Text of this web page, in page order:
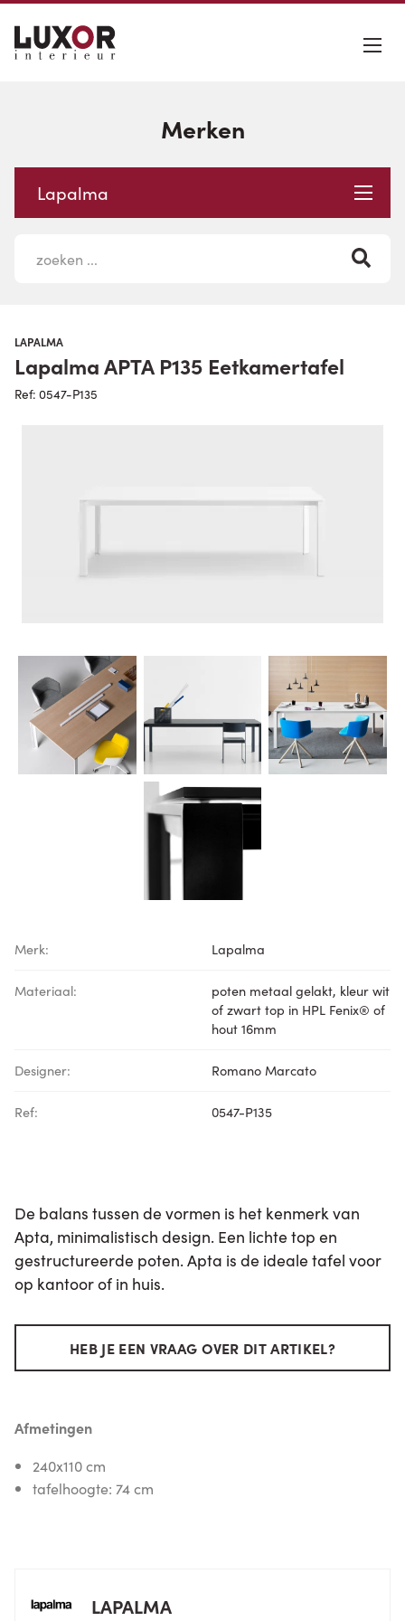
Merken
Lapalma
LAPALMA
Lapalma APTA P135 Eetkamertafel
Ref: 0547-P135
Merk: Lapalma
Materiaal:
poten metaal gelakt, kleur wit
of zwart top in HPL Fenix® of
hout 16mm
Designer: Romano Marcato
Ref: 0547-P135
De balans tussen de vormen is het kenmerk van
Apta, minimalistisch design. Een lichte top en
gestructureerde poten. Apta is de ideale tafel voor
op kantoor of in huis.
HEB JE EEN VRAAG OVER DIT ARTIKEL?
Afmetingen
240x110 cm
tafelhoogte: 74 cm
LAPALMA